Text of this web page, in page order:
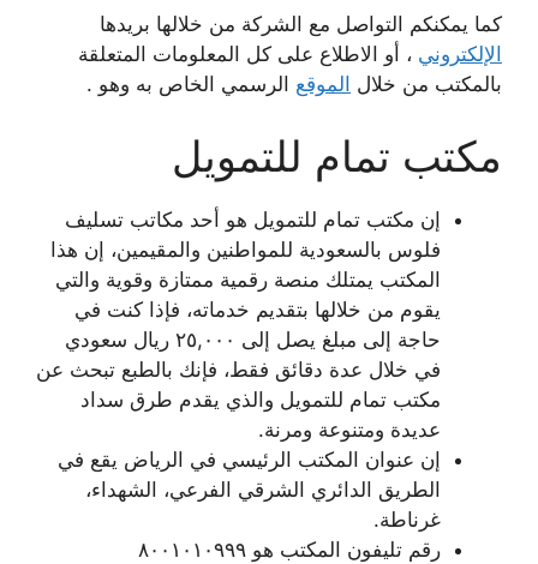
كما يمكنكم التواصل مع الشركة من خلالها بريدها
الإلكتروني ، أو الاطلاع على كل المعلومات المتعلقة
بالمكتب من خلال الموقع الرسمي الخاص به وهو .
مكتب تمام للتمويل
إن مكتب تمام للتمويل هو أحد مكاتب تسليف
فلوس بالسعودية للمواطنين والمقيمين، إن هذا
المكتب يمتلك منصة رقمية ممتازة وقوية والتي
يقوم من خلالها بتقديم خدماته، فإذا كنت في
حاجة إلى مبلغ يصل إلى ٢٥,٠٠٠ ريال سعودي
في خلال عدة دقائق فقط، فإنك بالطبع تبحث عن
مكتب تمام للتمويل والذي يقدم طرق سداد
عديدة ومتنوعة ومرنة.
إن عنوان المكتب الرئيسي في الرياض يقع في
الطريق الدائري الشرقي الفرعي، الشهداء،
غرناطة.
رقم تليفون المكتب هو ٨٠٠١٠١٠٩٩٩